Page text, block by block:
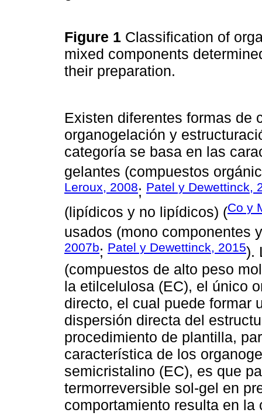
Figure 1 Classification of
mixed components
their preparation.
Existen diferentes formas de
organogelación y
categoría se basa en las
gelantes (compuestos
Leroux, 2008; Patel y Dewettinck,
(lipídicos y no lipídicos) (Co y
usados (mono componentes
2007b; Patel y Dewettinck, 2015).
(compuestos de alto peso
la etilcelulosa (EC), el único
directo, el cual puede formar
dispersión directa del
procedimiento de plantilla,
característica de los
semicristalino (EC), es que
termorreversible sol-gel en
comportamiento resulta en